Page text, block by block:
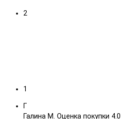
2
1
Г
Галина М. Оценка покупки 4.0